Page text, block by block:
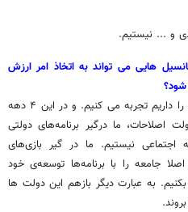
و ... نیستیم.
هایی می تواند به اتخاذ امر ارزش
شود؟
ببینید ۴ دهه است که ما انسان شیعی را داریم تجربه می کنیم. و در این ۴ دهه
اصلاحات، ما درگیر برنامه‌های دولتی
نیستیم. ما در گیر بازی‌های
جامعه را با برنامه‌ها توسعه‌ی خود
به عبارت دیگر بازهم این دولت ها